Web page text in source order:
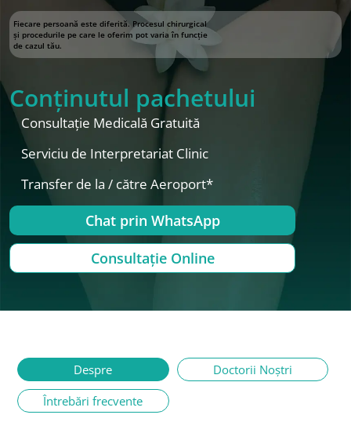
Fiecare persoană este diferită. Procesul chirurgical
și procedurile pe care le oferim pot varia în funcție
de cazul tău.
Conținutul pachetului
Consultație Medicală Gratuită
Serviciu de Interpretariat Clinic
Transfer de la / către Aeroport*
Chat prin WhatsApp
Consultație Online
Despre
Doctorii Noștri
Întrebări frecvente